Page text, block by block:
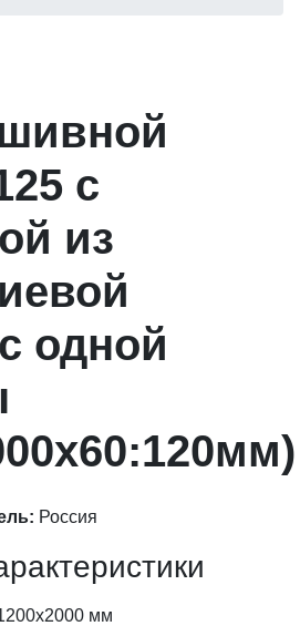
с
из
одной
Россия
мм